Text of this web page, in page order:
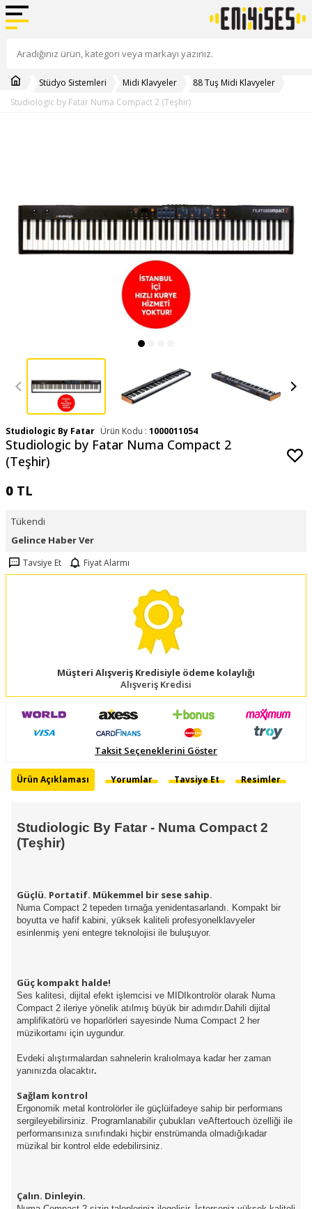
Stüdyo Sistemleri Midi Klavyeler
88 Tuş Midi Klavyeler
Studiologic by Fatar Numa Compact 2 (Teşhir)
Studiologic By Fatar Ürün Kodu : 1000011054
Studiologic by Fatar Numa Compact 2
(Teşhir)
0 TL
Tükendi
Gelince Haber Ver
Tavsiye Et Fiyat Alarmı
Müşteri Alışveriş Kredisiyle ödeme kolaylığı
Alışveriş Kredisi
Taksit Seçeneklerini Göster
Ürün Açıklaması Yorumlar Tavsiye Et Resimler
Studiologic By Fatar - Numa Compact 2
(Teşhir)
Güçlü. Portatif. Mükemmel bir sese sahip.
Numa Compact 2 tepeden tırnağa yenidentasarlandı. Kompakt bir
boyutta ve hafif kabini, yüksek kaliteli profesyonelklavyeler
esinlenmiş yeni entegre teknolojisi ile buluşuyor.
Güç kompakt halde!
Ses kalitesi, dijital efekt işlemcisi ve MIDIkontrolör olarak Numa
Compact 2 ileriye yönelik atılmış büyük bir adımdır.Dahili dijital
amplifikatörü ve hoparlörleri sayesinde Numa Compact 2 her
müzikortamı için uygundur.
Evdeki alıştırmalardan sahnelerin kralıolmaya kadar her zaman
yanınızda olacaktır.
Sağlam kontrol
Ergonomik metal kontrolörler ile güçlüifadeye sahip bir performans
sergileyebilirsiniz. Programlanabilir çubukları veAftertouch özelliği ile
performansınıza sınıfındaki hiçbir enstrümanda olmadığıkadar
müzikal bir kontrol elde edebilirsiniz.
Çalın. Dinleyin.